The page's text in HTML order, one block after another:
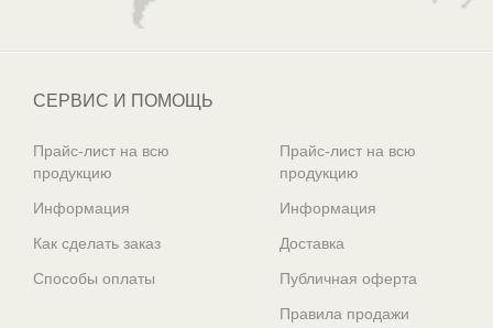
СЕРВИС И ПОМОЩЬ
Прайс-лист на всю
продукцию
Информация
Как сделать заказ
Способы оплаты
Прайс-лист на всю
продукцию
Информация
Доставка
Публичная оферта
Правила продажи